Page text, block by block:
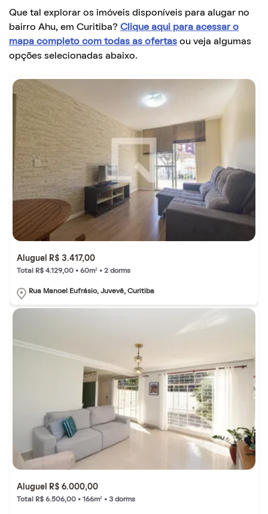
Que tal explorar os imóveis disponíveis para alugar no
bairro Ahu, em Curitiba? Clique aqui para acessar o
mapa completo com todas as ofertas ou veja algumas
opções selecionadas abaixo.
Aluguel R$ 3.417,00
Total R$ 4.129,00 • 60m² • 2 dorms
Rua Manoel Eufrásio, Juvevê, Curitiba
Aluguel R$ 6.000,00
Total R$ 6.506,00 • 166m² • 3 dorms